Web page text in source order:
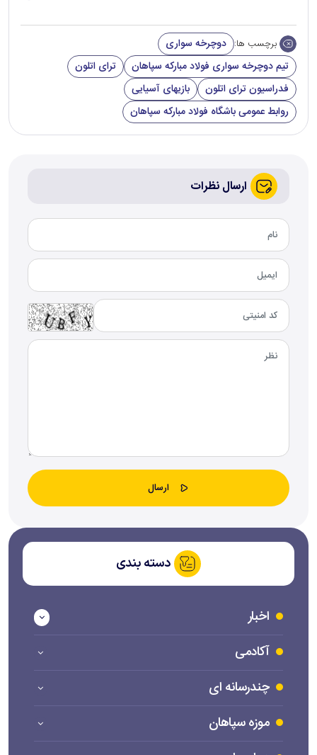
برچسب ها: دوچرخه سواری
تیم دوچرخه سواری فولاد مبارکه سپاهان
ترای اتلون
فدراسیون ترای اتلون
بازیهای آسیایی
روابط عمومی باشگاه فولاد مبارکه سپاهان
ارسال نظرات
دسته بندی
اخبار
آکادمی
چندرسانه ای
موزه سپاهان